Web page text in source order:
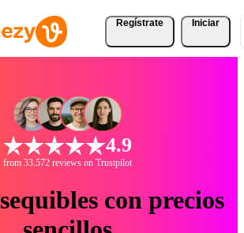
Regístrate Iniciar
4.9
from 33.572 reviews on Trustpilot
con precios